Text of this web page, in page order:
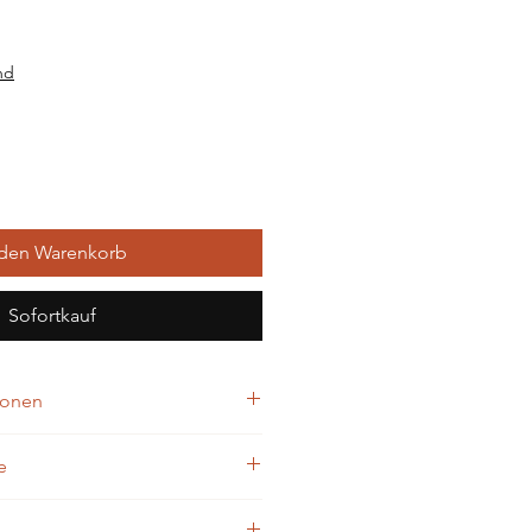
Warenkorb
Sofortkauf